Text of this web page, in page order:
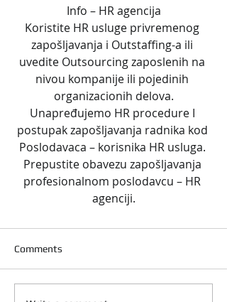
Info – HR agencija
Koristite HR usluge privremenog
zapošljavanja i Outstaffing-a ili
uvedite Outsourcing zaposlenih na
nivou kompanije ili pojedinih
organizacionih delova.
Unapređujemo HR procedure I
postupak zapošljavanja radnika kod
Poslodavaca – korisnika HR usluga.
Prepustite obavezu zapošljavanja
profesionalnom poslodavcu – HR
agenciji.
Comments